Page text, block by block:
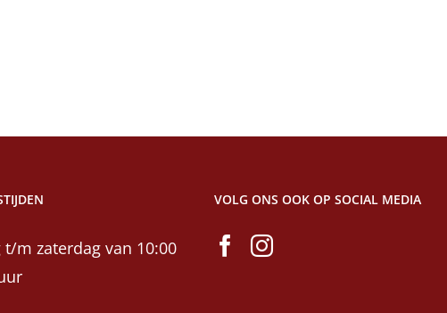
t/m zaterdag van 10:00
VOLG ONS OOK OP SOCIAL MEDIA